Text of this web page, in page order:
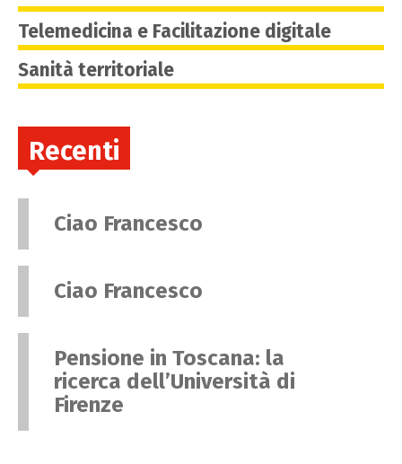
Telemedicina e Facilitazione digitale
Sanità territoriale
Recenti
Ciao Francesco
Ciao Francesco
Pensione in Toscana: la
ricerca dell’Università di
Firenze